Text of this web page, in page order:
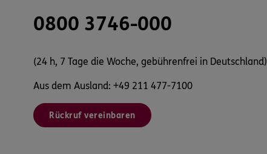
0800 3746-000
(24 h, 7 Tage die Woche, gebührenfrei in Deutschland)
Aus dem Ausland: +49 211 477-7100
Rückruf vereinbaren